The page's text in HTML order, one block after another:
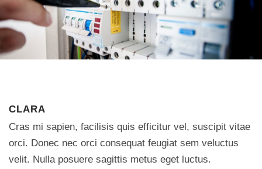
CLARA
Cras mi sapien, facilisis quis efficitur vel, suscipit vitae
orci. Donec nec orci consequat feugiat sem veluctus
velit. Nulla posuere sagittis metus eget luctus.